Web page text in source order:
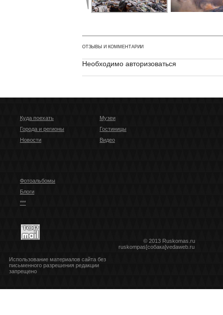
ОТЗЫВЫ И КОММЕНТАРИИ
Необходимо авторизоваться
Куда поехать
Города и регионы
Новости
Музеи
Гостиницы
Видео
Фотоальбомы
Блоги
***
© 2013 Ruskomas.ru
ruskompas[собака]vedaweb.ru
Использование материалов сайта без
письменного разрешения редакции
запрещено